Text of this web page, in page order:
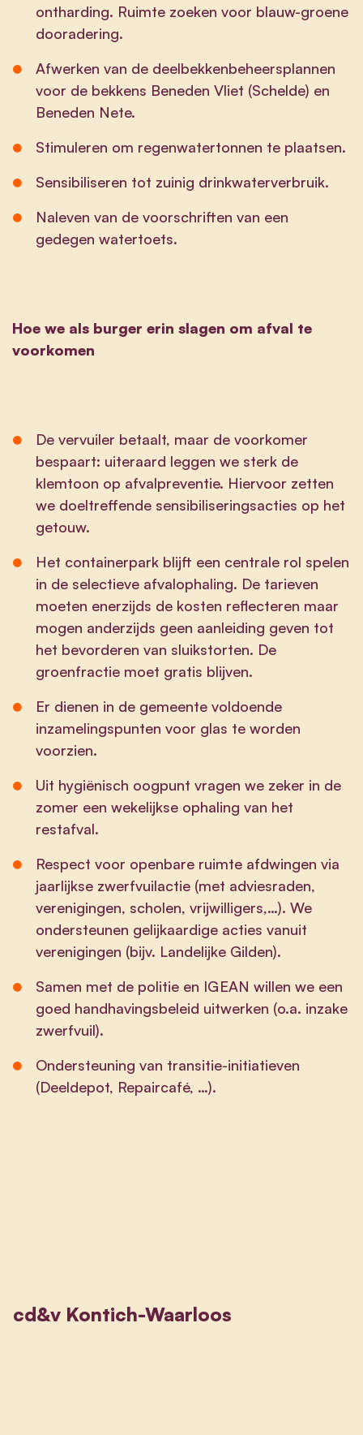
ontharding. Ruimte zoeken voor blauw-groene
dooradering.
Afwerken van de deelbekkenbeheersplannen
voor de bekkens Beneden Vliet (Schelde) en
Beneden Nete.
Stimuleren om regenwatertonnen te plaatsen.
Sensibiliseren tot zuinig drinkwaterverbruik.
Naleven van de voorschriften van een
gedegen watertoets.
Hoe we als burger erin slagen om afval te
voorkomen
De vervuiler betaalt, maar de voorkomer
bespaart: uiteraard leggen we sterk de
klemtoon op afvalpreventie. Hiervoor zetten
we doeltreffende sensibiliseringsacties op het
getouw.
Het containerpark blijft een centrale rol spelen
in de selectieve afvalophaling. De tarieven
moeten enerzijds de kosten reflecteren maar
mogen anderzijds geen aanleiding geven tot
het bevorderen van sluikstorten. De
groenfractie moet gratis blijven.
Er dienen in de gemeente voldoende
inzamelingspunten voor glas te worden
voorzien.
Uit hygiënisch oogpunt vragen we zeker in de
zomer een wekelijkse ophaling van het
restafval.
Respect voor openbare ruimte afdwingen via
jaarlijkse zwerfvuilactie (met adviesraden,
verenigingen, scholen, vrijwilligers,…). We
ondersteunen gelijkaardige acties vanuit
verenigingen (bijv. Landelijke Gilden).
Samen met de politie en IGEAN willen we een
goed handhavingsbeleid uitwerken (o.a. inzake
zwerfvuil).
Ondersteuning van transitie-initiatieven
(Deeldepot, Repaircafé, …).
cd&v Kontich-Waarloos